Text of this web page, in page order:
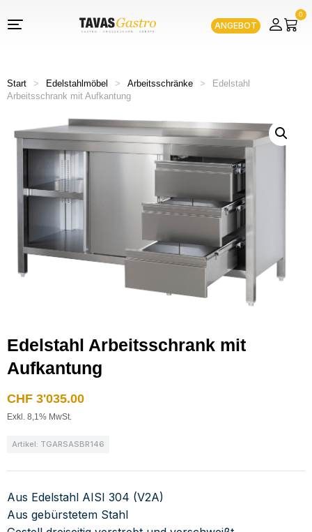
ANGEBOT
0
Start > Edelstahlmöbel > Arbeitsschränke >
Edelstahl
Arbeitsschrank mit Aufkantung
Edelstahl Arbeitsschrank mit
Aufkantung
CHF 3'035.00
Exkl. 8,1% MwSt.
Artikel: TGARSASBR146
Aus Edelstahl AISI 304 (V2A)
Aus gebürstetem Stahl